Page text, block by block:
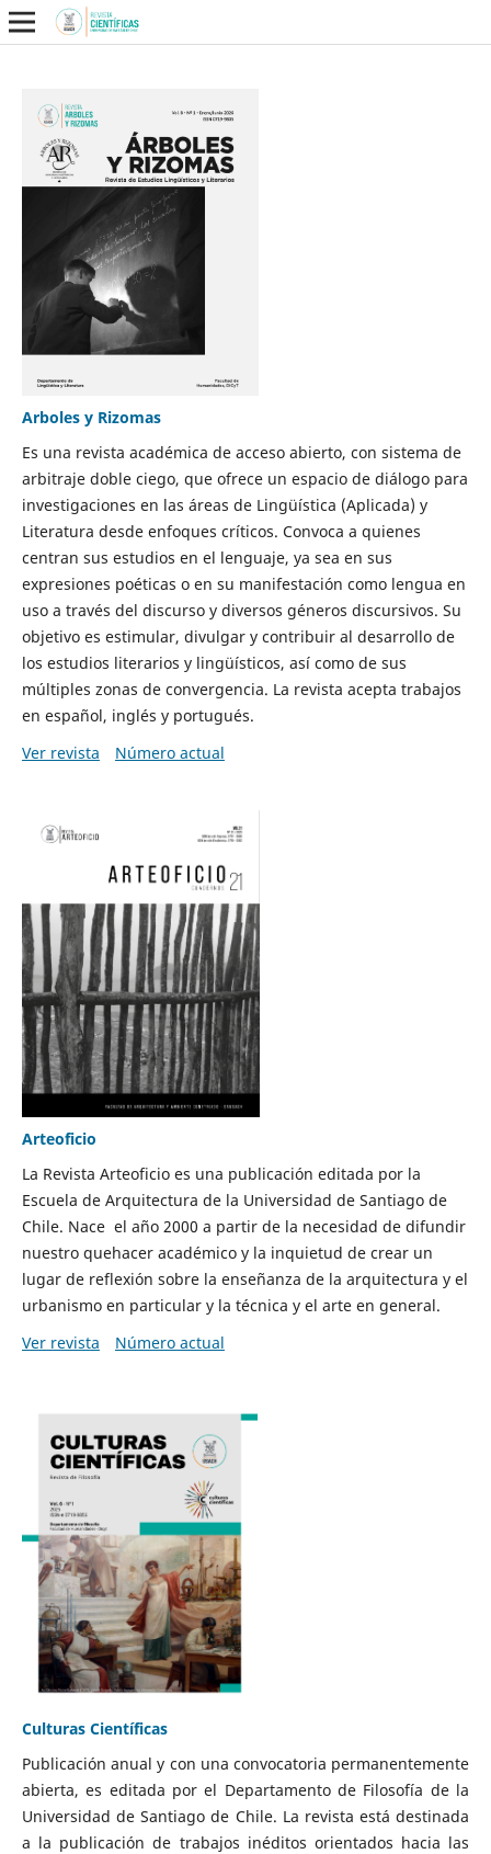
Arboles y Rizomas
Es una revista académica de acceso abierto, con sistema de
arbitraje doble ciego, que ofrece un espacio de diálogo para
investigaciones en las áreas de Lingüística (Aplicada) y
Literatura desde enfoques críticos. Convoca a quienes
centran sus estudios en el lenguaje, ya sea en sus
expresiones poéticas o en su manifestación como lengua en
uso a través del discurso y diversos géneros discursivos. Su
objetivo es estimular, divulgar y contribuir al desarrollo de
los estudios literarios y lingüísticos, así como de sus
múltiples zonas de convergencia. La revista acepta trabajos
en español, inglés y portugués.
Ver revista
Número actual
Arteoficio
La Revista Arteoficio es una publicación editada por la
Escuela de Arquitectura de la Universidad de Santiago de
Chile. Nace el año 2000 a partir de la necesidad de difundir
nuestro quehacer académico y la inquietud de crear un
lugar de reflexión sobre la enseñanza de la arquitectura y el
urbanismo en particular y la técnica y el arte en general.
Ver revista
Número actual
Culturas Científicas
Publicación anual y con una convocatoria permanentemente
abierta, es editada por el Departamento de Filosofía de la
Universidad de Santiago de Chile. La revista está destinada
a la publicación de trabajos inéditos orientados hacia las